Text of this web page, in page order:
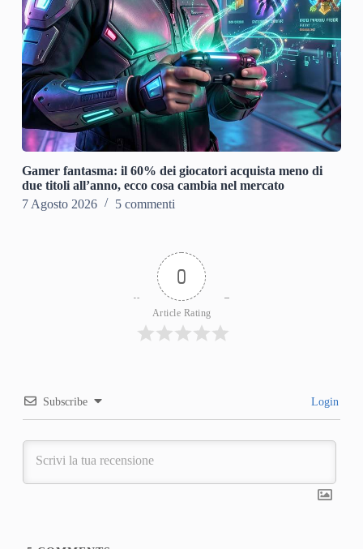
Gamer fantasma: il 60% dei giocatori acquista meno di
due titoli all’anno, ecco cosa cambia nel mercato
7 Agosto 2026
5 commenti
0
Article Rating
Subscribe Login